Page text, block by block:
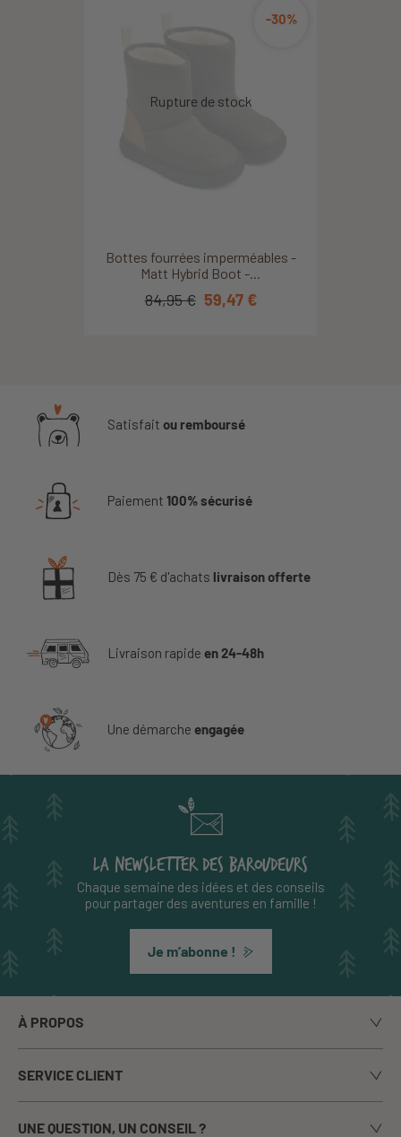
Bottes fourrées imperméables -
Matt Hybrid Boot -...
-30%
84,95 € 59,47 €
Satisfait ou remboursé
Paiement 100% sécurisé
Dès 75 € d'achats livraison offerte
Livraison rapide en 24-48h
Une démarche engagée
LA NEWSLETTER DES BAROUDEURS
Chaque semaine des idées et des conseils
pour partager des aventures en famille !
Je m’abonne !
À PROPOS
Notre histoire
Le blog
Nos marques
SERVICE CLIENT
Livraison
Paiement sécurisé
UNE QUESTION, UN CONSEIL ?